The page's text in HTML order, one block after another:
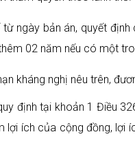
ngày bản án, quyết
02 năm nếu có một
kháng nghị nêu trên,
định tại khoản 1 Điều
ích của cộng đồng,